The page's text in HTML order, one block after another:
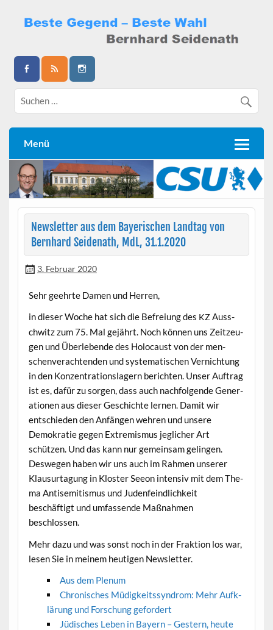
content
Bernhard Seidenath
Menü
Newsletter aus dem Bayerischen Landtag von
Bernhard Seidenath, MdL, 31.1.2020
3. Februar 2020
Sehr geehrte Damen und Herren,
in dieser Woche hat sich die Befreiung des KZAuss­
chwitz zum 75. Mal gejährt. Noch kön­nen uns Zeitzeu­
gen und Über­lebende des Holo­caust von der men­
schen­ver­ach­t­en­den und sys­tem­a­tis­chen Ver­nich­tung
in den Konzen­tra­tionslagern bericht­en. Unser Auf­trag
ist es, dafür zu sor­gen, dass auch nach­fol­gende Gen­er­
a­tio­nen aus dieser Geschichte ler­nen. Damit wir
entsch­ieden den Anfän­gen wehren und unsere
Demokratie gegen Extrem­is­mus jeglich­er Art
schützen. Und das kann nur gemein­sam gelin­gen.
Deswe­gen haben wir uns auch im Rah­men unser­er
Klausurta­gung in Kloster Seeon inten­siv mit dem The­
ma Anti­semitismus und Juden­feindlichkeit
beschäftigt und umfassende Maß­nah­men
beschlossen.
Mehr dazu und was son­st noch in der Frak­tion los war,
lesen Sie in meinem heuti­gen Newsletter.
Aus dem Plenum
Chro­nis­ches Müdigkeitssyn­drom: Mehr Aufk­
lärung und Forschung gefordert
Jüdis­ches Leben in Bay­ern – Gestern, heute